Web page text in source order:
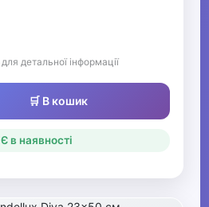
детальної інформації
🛒 В кошик
Є в наявності